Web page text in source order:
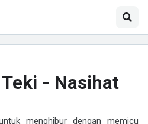
- Nasihat
menghibur dengan memicu